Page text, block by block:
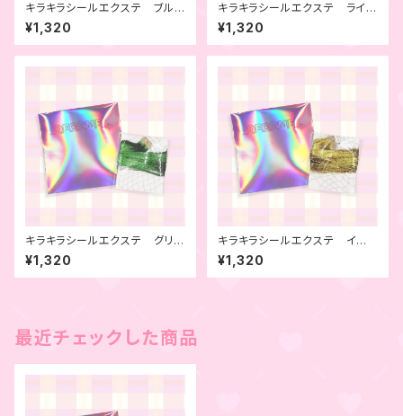
キラキラシールエクステ ブル
ー 4本セット
¥1,320
キラキラシールエクステ ライト
ブルー 4本セット
¥1,320
キラキラシールエクステ グリー
ン 4本セット
¥1,320
キラキラシールエクステ イエ
ロー 4本セット
¥1,320
最近チェックした商品